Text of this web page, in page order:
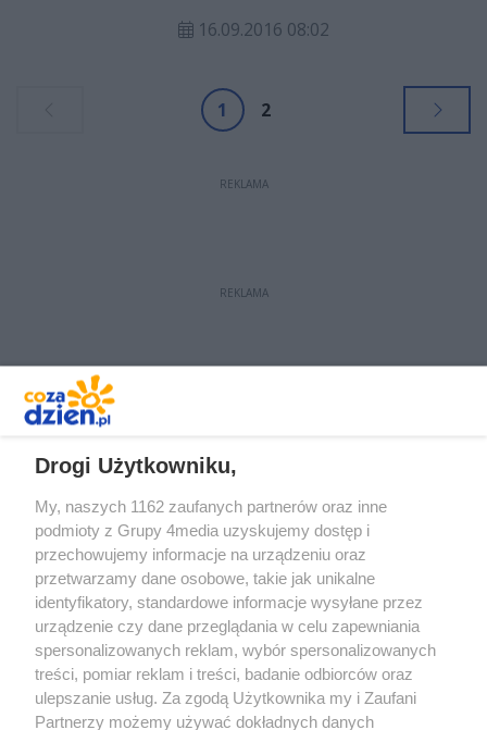
sobotę i niedzielę (17 - 18 września)
na wydarzenie, które ma
przedłużyć tegoroczne lato!
16.09.2016 08:02
1 2
REKLAMA
REKLAMA
Redakcja Reklama Prywatność
Praca Łódź
the:protocol
Drogi Użytkowniku,
My, naszych 1162 zaufanych partnerów oraz inne
podmioty z Grupy 4media uzyskujemy dostęp i
przechowujemy informacje na urządzeniu oraz
przetwarzamy dane osobowe, takie jak unikalne
identyfikatory, standardowe informacje wysyłane przez
urządzenie czy dane przeglądania w celu zapewniania
spersonalizowanych reklam, wybór spersonalizowanych
treści, pomiar reklam i treści, badanie odbiorców oraz
ulepszanie usług. Za zgodą Użytkownika my i Zaufani
Partnerzy możemy używać dokładnych danych